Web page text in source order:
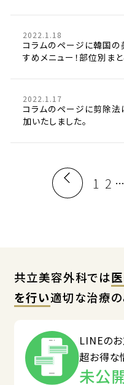
2022.1.18
コラムのページに韓国
すめメニュー！部位別ま
2022.1.17
コラムのページに剪除
加いたしました。
1 2 …
共立美容外科では
を行い適切な治療の
LINEの
超お得な
未公